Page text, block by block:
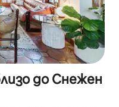
до Снежен